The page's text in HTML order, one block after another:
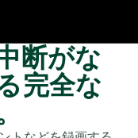
断がな
完全な